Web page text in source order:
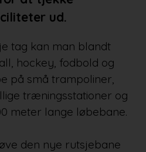
ud.
tag kan man blandt
hockey, fodbold og
på små trampoliner,
træningsstationer og
meter lange løbebane.
den nye rutsjebane